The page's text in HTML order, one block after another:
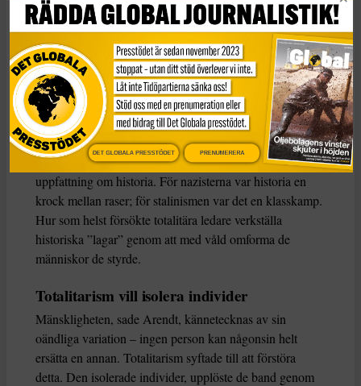
Jaspers innan hon övergick till sionistisk aktivism i Berlin
i början av 1930-talet. Efter en kontakt med gestapo
flydde hon till Frankrike och lämnade Europa 1941 för
USA. Så när hon började forska om boken Origins i
början av 1940-talet var hon inte främmande för
totalitarism.
Totalitarism, menade hon, var en radikalt ny
regeringsform som utmärkte sig genom sin ideologiska
uppfattning om historia. För nazisterna var historia en
krock mellan raser; för stalinismen var det en klasskamp.
Hur som helst försökte totalitära ledare verkställa
historiska ”lagar” genom att med våld omforma de
människor de styrde.
Totalitarism vill isolera individer
Mänskligheten, sade Arendt, kännetecknas av sin
oändliga variation – ingen person kan någonsin helt
ersätta en annan. Totalitarism syftade till att förstöra
detta. Den isolerade individer, upplöste de band genom
DET GLOBALA PRESSTÖDET PRENUMERERA